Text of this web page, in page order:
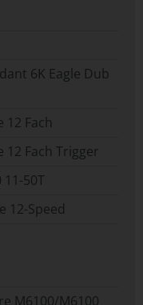
6K Eagle Dub
12 Fach
12 Fach Trigger
11-50T
12-Speed
M6100/M6100